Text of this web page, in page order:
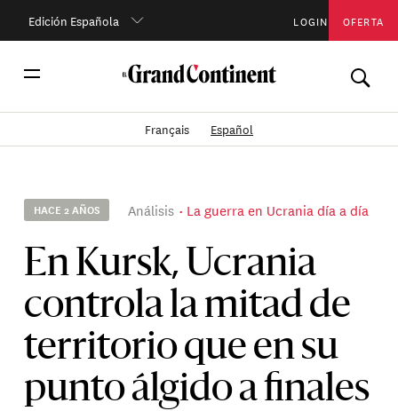
Edición Española LOGIN OFERTA
Français Español
HACE 2 AÑOS Análisis La guerra en Ucrania día a día
En Kursk, Ucrania
controla la mitad de
territorio que en su
punto álgido a finales